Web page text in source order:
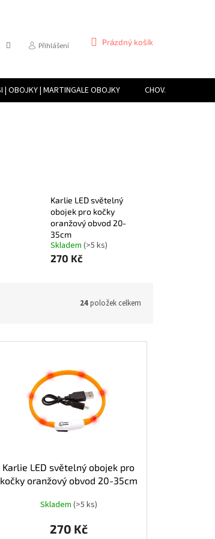
Přihlášení
NÁKUPNÍ
Prázdný košík
| OBOJKY | MARTINGALE OBOJKY
CHOVATELSKÉ
Karlie LED světelný
obojek pro kočky
oranžový obvod 20-
35cm
Skladem (>5 ks)
270 Kč
24položek celkem
Karlie LED světelný obojek pro
kočky oranžový obvod 20-35cm
Skladem (>5 ks)
270 Kč